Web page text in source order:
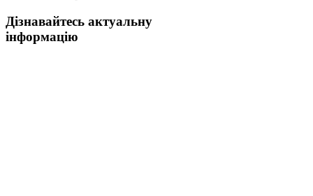
Дізнавайтесь актуальну
інформацію